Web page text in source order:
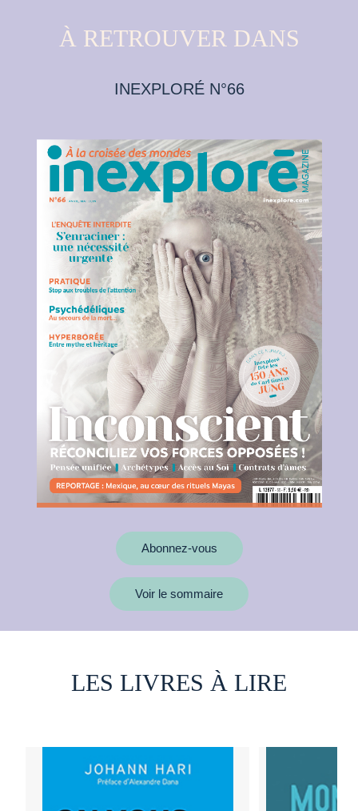
À RETROUVER DANS
INEXPLORÉ N°66
Abonnez-vous
Voir le sommaire
LES LIVRES À LIRE